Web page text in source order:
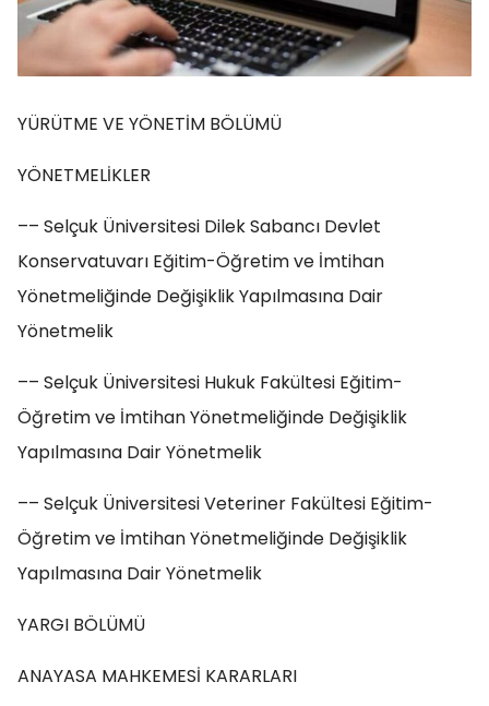
YÜRÜTME VE YÖNETİM BÖLÜMÜ
YÖNETMELİKLER
–– Selçuk Üniversitesi Dilek Sabancı Devlet
Konservatuvarı Eğitim-Öğretim ve İmtihan
Yönetmeliğinde Değişiklik Yapılmasına Dair
Yönetmelik
–– Selçuk Üniversitesi Hukuk Fakültesi Eğitim-
Öğretim ve İmtihan Yönetmeliğinde Değişiklik
Yapılmasına Dair Yönetmelik
–– Selçuk Üniversitesi Veteriner Fakültesi Eğitim-
Öğretim ve İmtihan Yönetmeliğinde Değişiklik
Yapılmasına Dair Yönetmelik
YARGI BÖLÜMÜ
ANAYASA MAHKEMESİ KARARLARI